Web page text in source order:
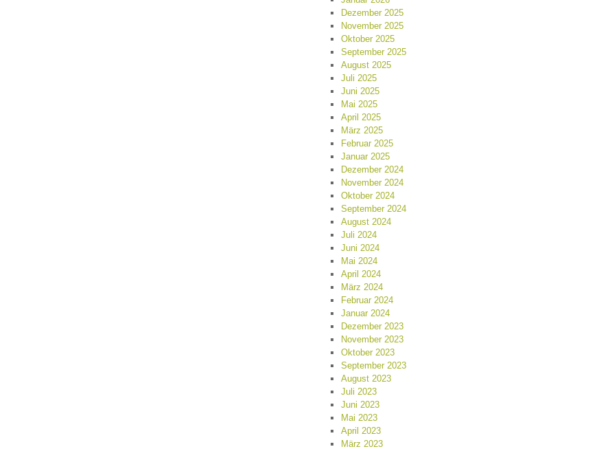
Dezember 2025
November 2025
Oktober 2025
September 2025
August 2025
Juli 2025
Juni 2025
Mai 2025
April 2025
März 2025
Februar 2025
Januar 2025
Dezember 2024
November 2024
Oktober 2024
September 2024
August 2024
Juli 2024
Juni 2024
Mai 2024
April 2024
März 2024
Februar 2024
Januar 2024
Dezember 2023
November 2023
Oktober 2023
September 2023
August 2023
Juli 2023
Juni 2023
Mai 2023
April 2023
März 2023